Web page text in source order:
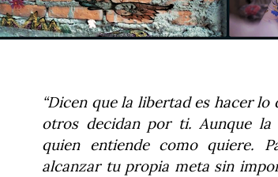
“Dicen que la libertad es hacer
otros decidan por ti. Aunque
quien entiende como quiere.
alcanzar tu propia meta sin